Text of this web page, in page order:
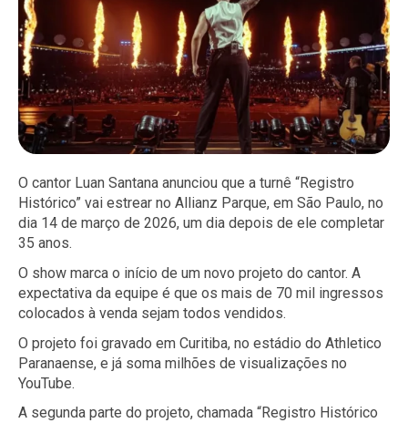
O cantor Luan Santana anunciou que a turnê “Registro
Histórico” vai estrear no Allianz Parque, em São Paulo, no
dia 14 de março de 2026, um dia depois de ele completar
35 anos.
O show marca o início de um novo projeto do cantor. A
expectativa da equipe é que os mais de 70 mil ingressos
colocados à venda sejam todos vendidos.
O projeto foi gravado em Curitiba, no estádio do Athletico
Paranaense, e já soma milhões de visualizações no
YouTube.
A segunda parte do projeto, chamada “Registro Histórico